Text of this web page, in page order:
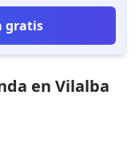
gratis
en Vilalba